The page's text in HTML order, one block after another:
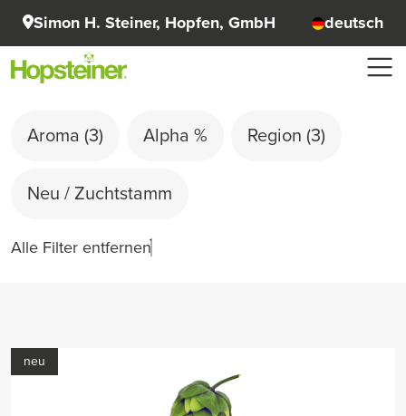
Simon H. Steiner, Hopfen, GmbH deutsch
Aroma (3) Alpha % Region (3)
Neu / Zuchtstamm
Alle Filter entfernen
neu